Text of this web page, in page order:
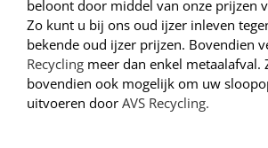
beloont door middel van onze prijzen
Zo kunt u bij ons oud ijzer inleven
bekende oud ijzer prijzen. Bovendien
Recycling meer dan enkel metaalafval.
bovendien ook mogelijk om uw
uitvoeren door AVS Recycling.